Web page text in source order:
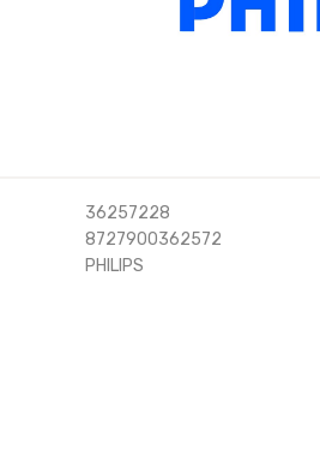
36257228
8727900362572
PHILIPS